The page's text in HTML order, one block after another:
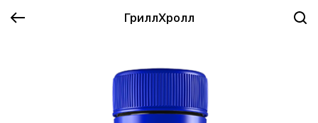
ГриллХролл